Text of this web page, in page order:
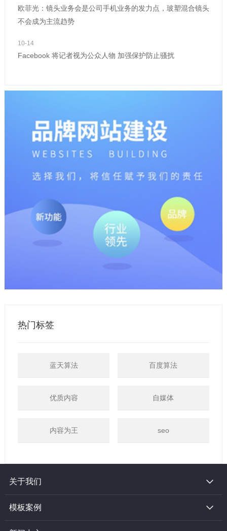
欧菲光：镜头业务会是公司手机业务的发力点，玻塑混合镜头
不会成为主流趋势
10-14
Facebook 将记者视为公众人物 加强保护防止骚扰
热门标签
蓝天算法 百度算法
优质内容 自媒体
内容为王 seo
关于我们
模板案例